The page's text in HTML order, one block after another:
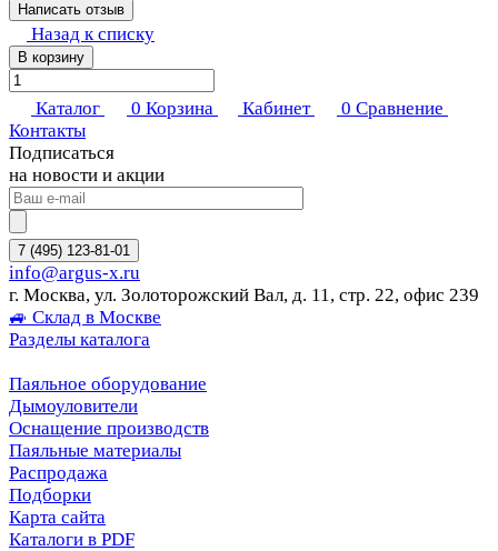
Написать отзыв
Назад к списку
В корзину
Каталог 0 Корзина Кабинет 0 Сравнение
Контакты
Подписаться
на новости и акции
7 (495) 123-81-01
info@argus-x.ru
г. Москва, ул. Золоторожский Вал, д. 11, стр. 22, офис 239
🚙 Склад в Москве
Разделы каталога
Паяльное оборудование
Дымоуловители
Оснащение производств
Паяльные материалы
Распродажа
Подборки
Карта сайта
Каталоги в PDF